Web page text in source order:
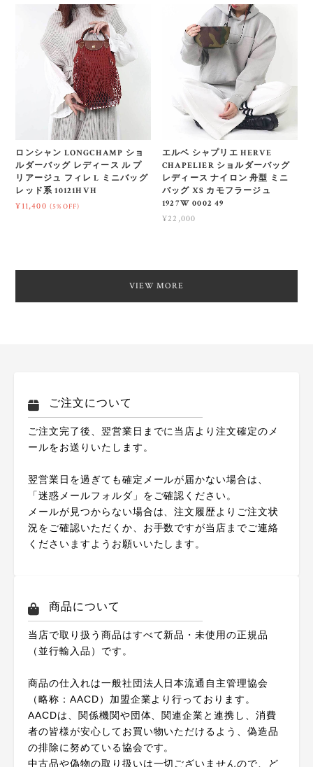
ロンシャン LONGCHAMP ショ
ルダーバッグ レディース ル プ
リアージュ フィレ L ミニバッグ
レッド系 10121HVH
¥11,400 (5%OFF)
エルベ シャプリエ HERVE
CHAPELIER ショルダーバッグ
レディース ナイロン 舟型 ミニ
バッグ XS カモフラージュ
1927W 0002 49
¥22,000
VIEW MORE
ご注文について
ご注文完了後、翌営業日までに当店より注文確定のメ
ールをお送りいたします。
翌営業日を過ぎても確定メールが届かない場合は、
「迷惑メールフォルダ」をご確認ください。
メールが見つからない場合は、注文履歴よりご注文状
況をご確認いただくか、お手数ですが当店までご連絡
くださいますようお願いいたします。
商品について
当店で取り扱う商品はすべて新品・未使用の正規品
（並行輸入品）です。
商品の仕入れは一般社団法人日本流通自主管理協会
（略称：AACD）加盟企業より行っております。
AACDは、関係機関や団体、関連企業と連携し、消費
者の皆様が安心してお買い物いただけるよう、偽造品
の排除に努めている協会です。
中古品や偽物の取り扱いは一切ございませんので、ど